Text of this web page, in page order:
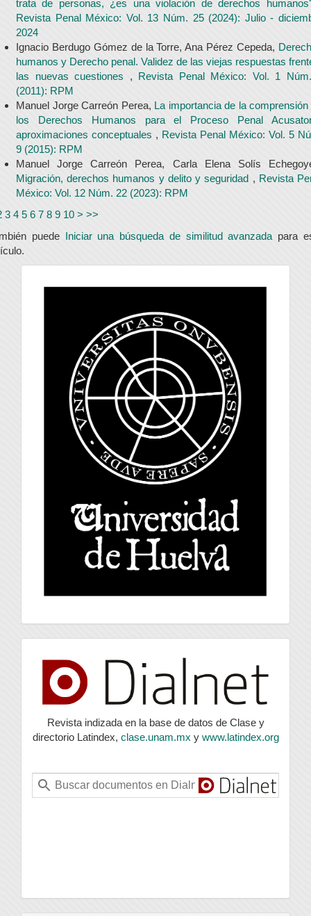
trata de personas, ¿es una violación de derechos
Revista Penal México: Vol. 13 Núm. 25 (2024): Julio -
2024
Ignacio Berdugo Gómez de la Torre, Ana Pérez Cepeda,
humanos y Derecho penal. Validez de las viejas respuestas
las nuevas cuestiones , Revista Penal México: Vol. 1
(2011): RPM
Manuel Jorge Carreón Perea, La importancia de la comprensión
los Derechos Humanos para el Proceso Penal
aproximaciones conceptuales , Revista Penal México: Vol. 5
9 (2015): RPM
Manuel Jorge Carreón Perea, Carla Elena Solís
Migración, derechos humanos y delito y seguridad , Revista
México: Vol. 12 Núm. 22 (2023): RPM
3 4 5 6 7 8 9 10 > >>
puede Iniciar una búsqueda de similitud avanzada para
universidad
index
Revista indizada en la base de datos de Clase y
directorio Latindex, clase.unam.mx y www.latindex.org